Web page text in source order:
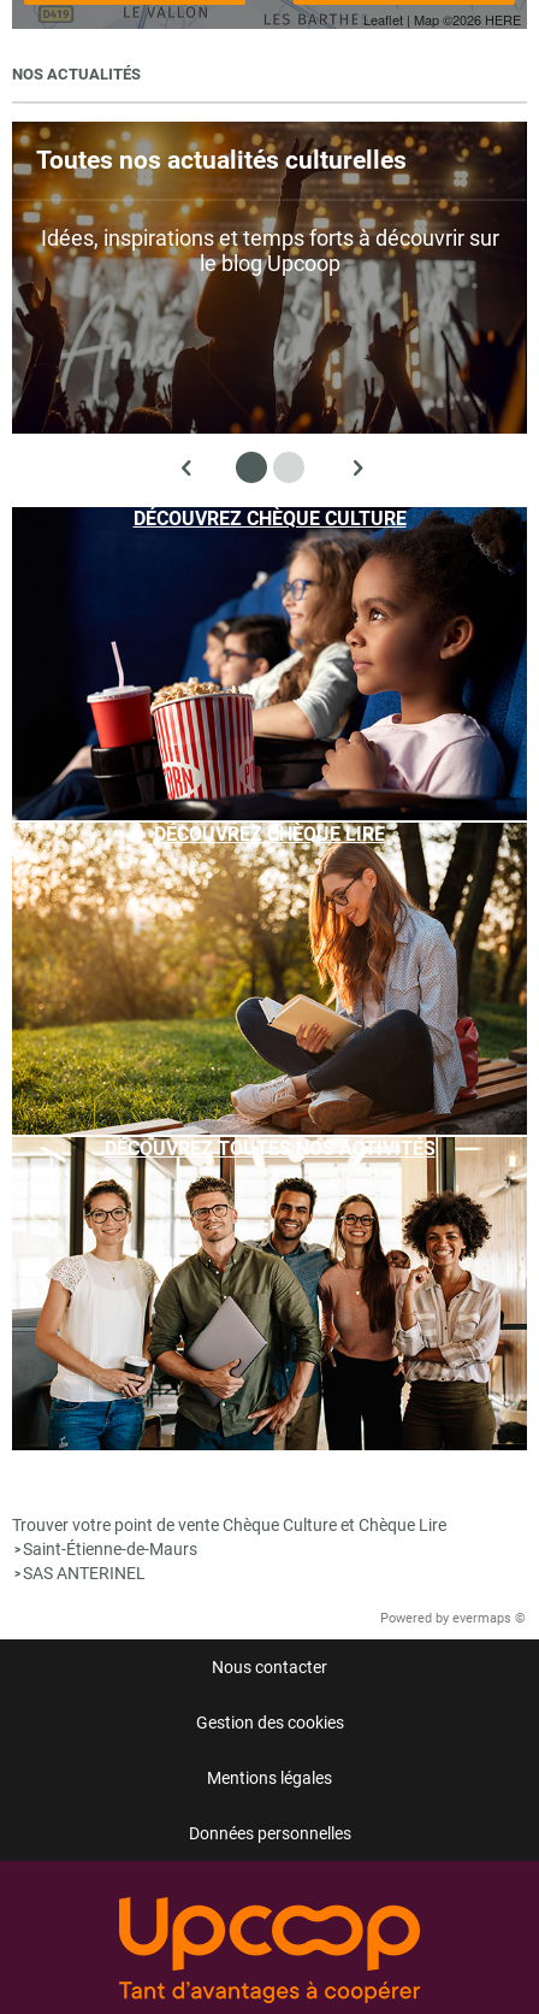
Leaflet | Map ©2026 HERE
NOS ACTUALITÉS
Toutes nos actualités culturelles
Idées, inspirations et temps forts à découvrir sur
le blog Upcoop
DÉCOUVREZ CHÈQUE CULTURE
DÉCOUVREZ CHÈQUE LIRE
DÉCOUVREZ TOUTES NOS ACTIVITÉS
Trouver votre point de vente Chèque Culture et Chèque Lire
>Saint-Étienne-de-Maurs
>SAS ANTERINEL
Powered by evermaps ©
Nous contacter
Gestion des cookies
Mentions légales
Données personnelles